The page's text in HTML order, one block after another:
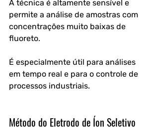
A técnica é altamente sensível e
permite a análise de amostras com
concentrações muito baixas de
fluoreto.
É especialmente útil para análises
em tempo real e para o controle de
processos industriais.
Método do Eletrodo de Íon Seletivo